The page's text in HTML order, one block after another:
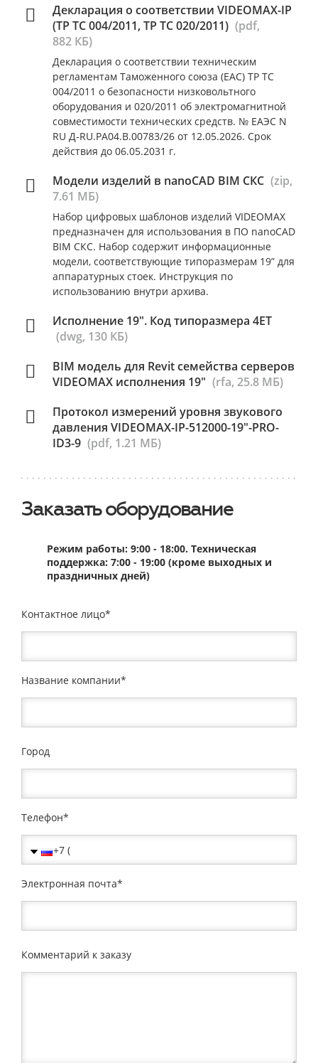
Декларация о соответствии VIDEOMAX-IP
(ТР ТС 004/2011, ТР ТС 020/2011) (pdf,
882 КБ)
Декларация о соответствии техническим
регламентам Таможенного союза (ЕАС) ТР ТС
004/2011 о безопасности низковольтного
оборудования и 020/2011 об электромагнитной
совместимости технических средств. № ЕАЭС N
RU Д-RU.РА04.В.00783/26 от 12.05.2026. Срок
действия до 06.05.2031 г.
Модели изделий в nanoCAD BIM СКС (zip,
7.61 МБ)
Набор цифровых шаблонов изделий VIDEOMAX
предназначен для использования в ПО nanoCAD
BIM СКС. Набор содержит информационные
модели, соответствующие типоразмерам 19” для
аппаратурных стоек. Инструкция по
использованию внутри архива.
Исполнение 19". Код типоразмера 4ET
(dwg, 130 КБ)
BIM модель для Revit семейства серверов
VIDEOMAX исполнения 19" (rfa, 25.8 МБ)
Протокол измерений уровня звукового
давления VIDEOMAX-IP-512000-19"-PRO-
ID3-9 (pdf, 1.21 МБ)
Заказать оборудование
Режим работы: 9:00 - 18:00. Техническая
поддержка: 7:00 - 19:00 (кроме выходных и
праздничных дней)
Контактное лицо
Название компании
Город
Телефон
Электронная почта
Комментарий к заказу